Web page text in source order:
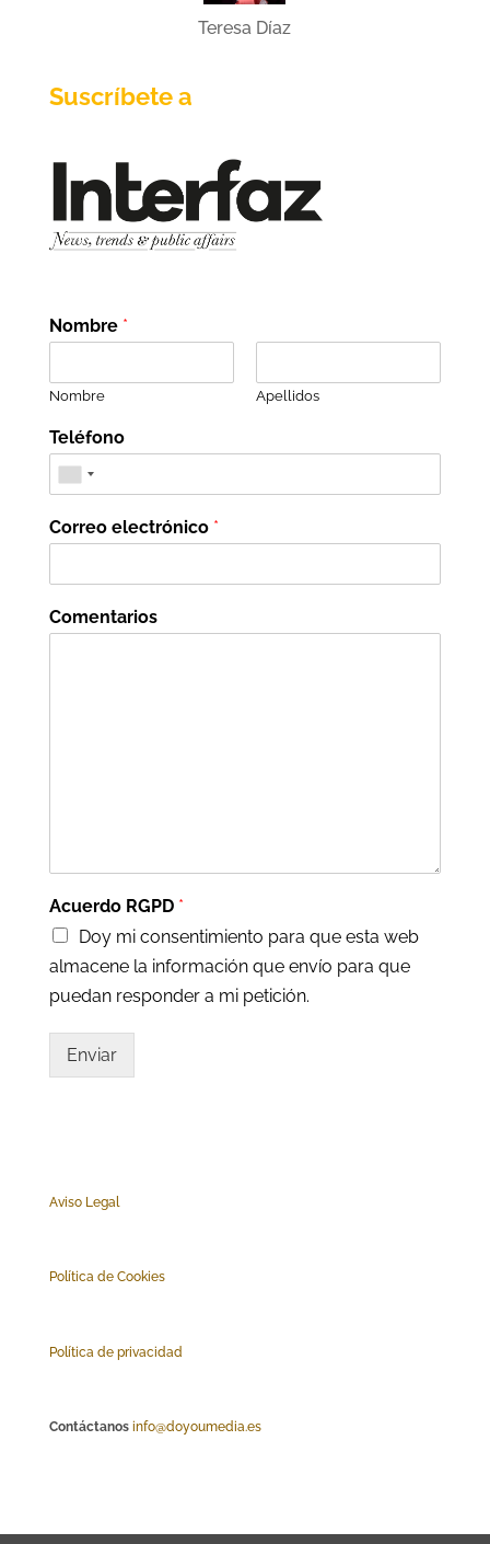
Teresa Díaz
Suscríbete a
Nombre *
Nombre Apellidos
Teléfono
Correo electrónico *
Comentarios
Acuerdo RGPD *
Doy mi consentimiento para que esta web
almacene la información que envío para que
puedan responder a mi petición.
Enviar
Aviso Legal
Política de Cookies
Política de privacidad
Contáctanos info@doyoumedia.es